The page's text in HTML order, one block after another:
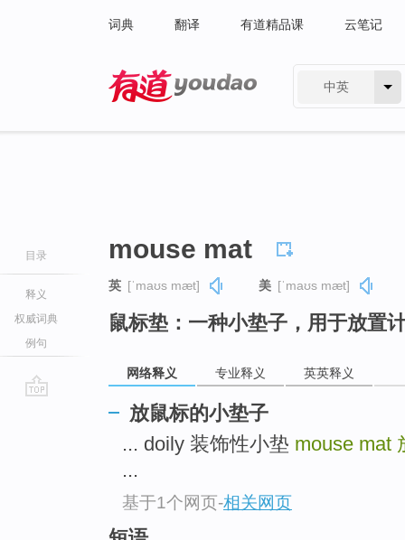
词典 翻译 有道精品课 云笔记
中英
目录
释义
权威词典
例句
mouse mat
英 [ˈmaʊs mæt] 美 [ˈmaʊs mæt]
鼠标垫：一种小垫子，用于放置
网络释义 专业释义 英英释义
放鼠标的小垫子
... doily 装饰性小垫 mouse mat
...
基于1个网页-相关网页